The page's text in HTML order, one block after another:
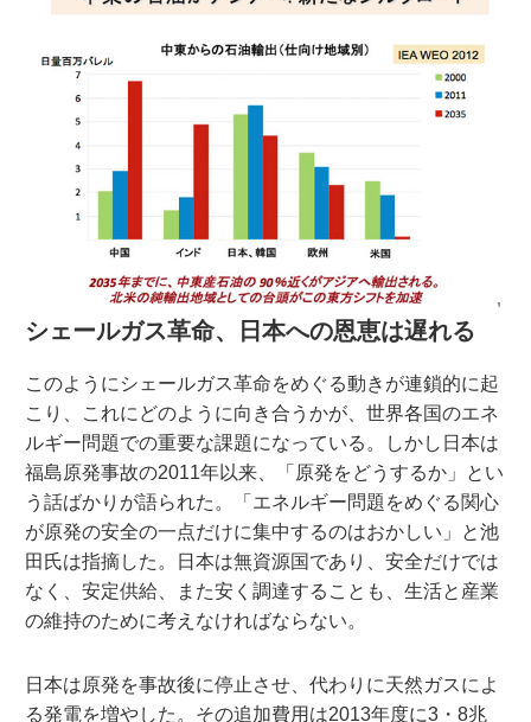
シェールガス革命、日本への恩恵は遅れる
このようにシェールガス革命をめぐる動きが連鎖的に起
こり、これにどのように向き合うかが、世界各国のエネ
ルギー問題での重要な課題になっている。しかし日本は
福島原発事故の2011年以来、「原発をどうするか」とい
う話ばかりが語られた。「エネルギー問題をめぐる関心
が原発の安全の一点だけに集中するのはおかしい」と池
田氏は指摘した。日本は無資源国であり、安全だけでは
なく、安定供給、また安く調達することも、生活と産業
の維持のために考えなければならない。
日本は原発を事故後に停止させ、代わりに天然ガスによ
る発電を増やした。その追加費用は2013年度に3・8兆